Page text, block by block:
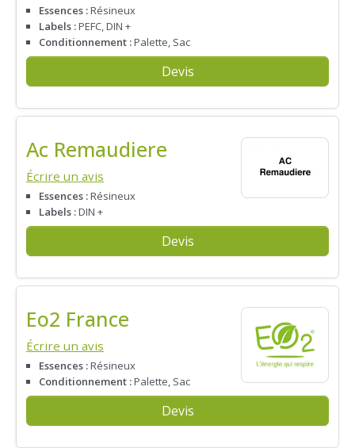
Essences :Résineux
Labels :PEFC, DIN +
Conditionnement :Palette, Sac
Devis
Ac Remaudiere
Écrire un avis
Essences :Résineux
Labels :DIN +
Devis
Eo2 France
Écrire un avis
Essences :Résineux
Conditionnement :Palette, Sac
Devis